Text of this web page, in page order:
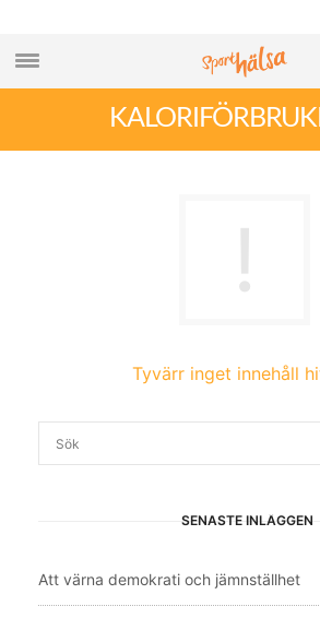
Tyvärr inget innehåll
SENASTE INLÄGGEN
Att värna demokrati och jämnställhet